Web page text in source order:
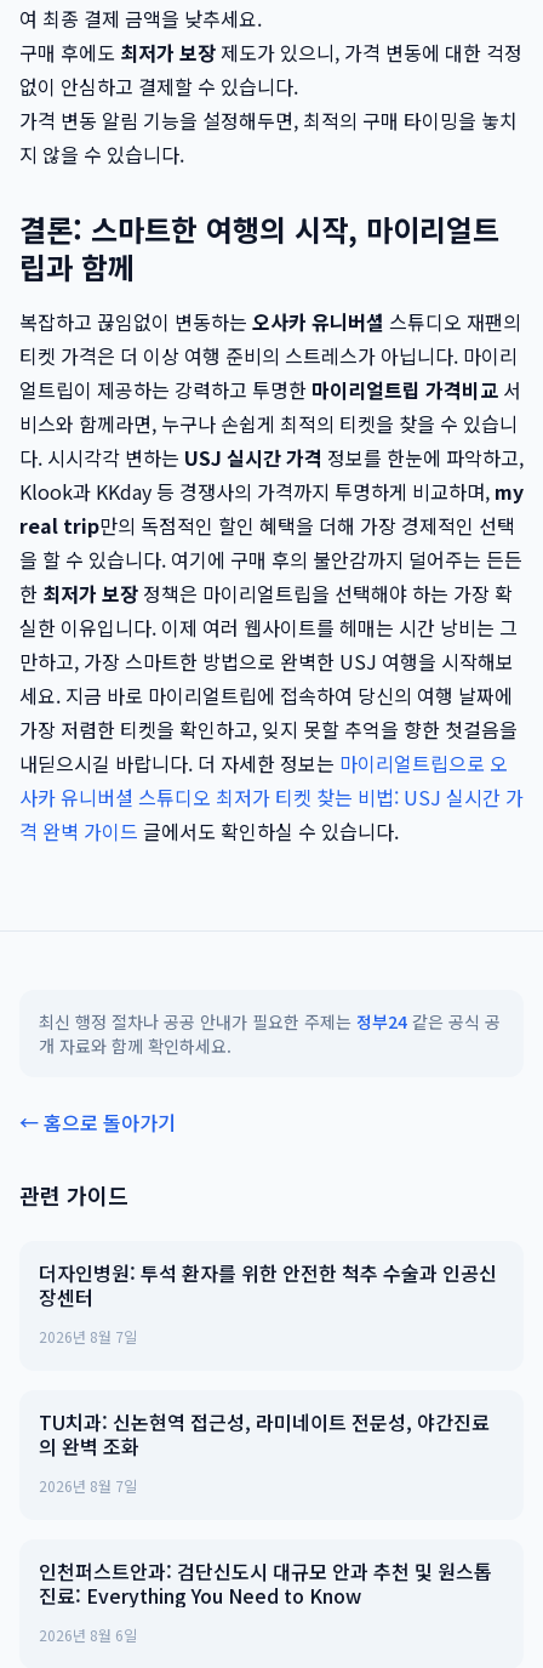
여 최종 결제 금액을 낮추세요.
구매 후에도 최저가 보장제도가 있으니, 가격 변동에 대한 걱정
없이 안심하고 결제할 수 있습니다.
가격 변동 알림 기능을 설정해두면, 최적의 구매 타이밍을 놓치
지 않을 수 있습니다.
결론: 스마트한 여행의 시작, 마이리얼트
립과 함께
복잡하고 끊임없이 변동하는 오사카 유니버셜 스튜디오 재팬의
티켓 가격은 더 이상 여행 준비의 스트레스가 아닙니다. 마이리
얼트립이 제공하는 강력하고 투명한 마이리얼트립 가격비교 서
비스와 함께라면, 누구나 손쉽게 최적의 티켓을 찾을 수 있습니
다. 시시각각 변하는 USJ 실시간 가격 정보를 한눈에 파악하고,
Klook과 KKday 등 경쟁사의 가격까지 투명하게 비교하며, my
real trip만의 독점적인 할인 혜택을 더해 가장 경제적인 선택
을 할 수 있습니다. 여기에 구매 후의 불안감까지 덜어주는 든든
한 최저가 보장 정책은 마이리얼트립을 선택해야 하는 가장 확
실한 이유입니다. 이제 여러 웹사이트를 헤매는 시간 낭비는 그
만하고, 가장 스마트한 방법으로 완벽한 USJ 여행을 시작해보
세요. 지금 바로 마이리얼트립에 접속하여 당신의 여행 날짜에
가장 저렴한 티켓을 확인하고, 잊지 못할 추억을 향한 첫걸음을
내딛으시길 바랍니다. 더 자세한 정보는 마이리얼트립으로 오
사카 유니버셜 스튜디오 최저가 티켓 찾는 비법: USJ 실시간 가
격 완벽 가이드 글에서도 확인하실 수 있습니다.
최신 행정 절차나 공공 안내가 필요한 주제는 정부24 같은 공식 공
개 자료와 함께 확인하세요.
← 홈으로 돌아가기
관련 가이드
더자인병원: 투석 환자를 위한 안전한 척추 수술과 인공신
장센터
2026년 8월 7일
TU치과: 신논현역 접근성, 라미네이트 전문성, 야간진료
의 완벽 조화
2026년 8월 7일
인천퍼스트안과: 검단신도시 대규모 안과 추천 및 원스톱
진료: Everything You Need to Know
2026년 8월 6일